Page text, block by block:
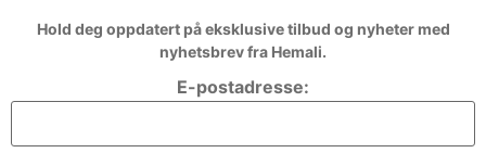
Hold deg oppdatert på eksklusive tilbud og nyheter med
nyhetsbrev fra Hemali.
E-postadresse: